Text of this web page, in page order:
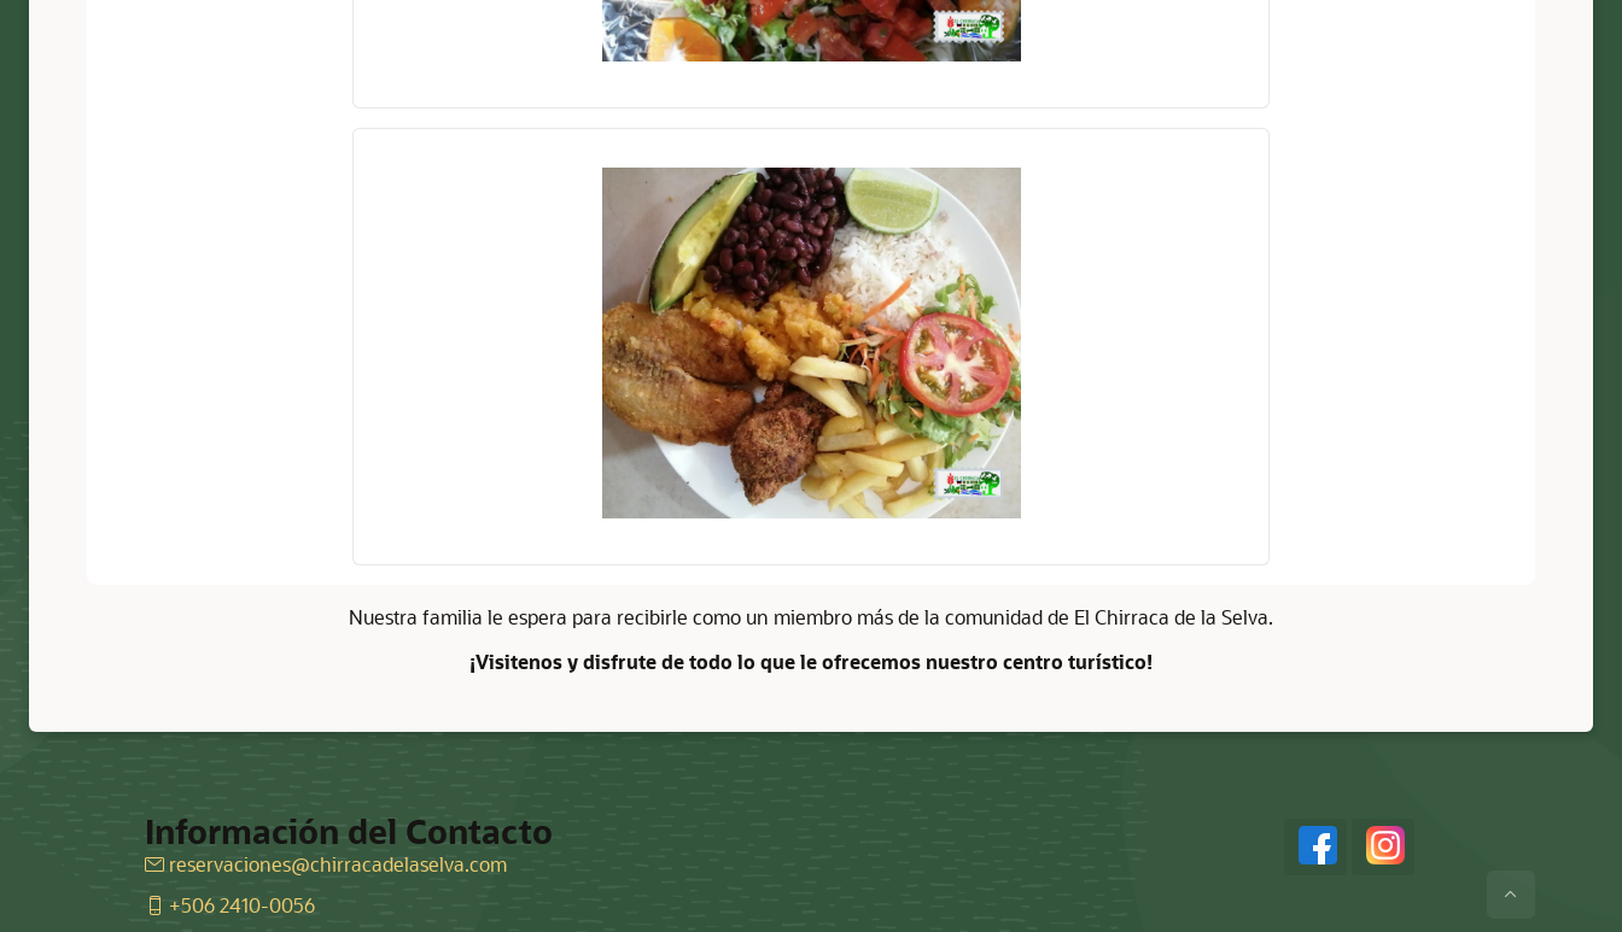
Nuestra familia le espera para recibirle como un miembro más de la comunidad de El Chirraca de la Selva.
¡Visitenos y disfrute de todo lo que le ofrecemos nuestro centro turístico!
Información del Contacto
reservaciones@chirracadelaselva.com
+506 2410-0056